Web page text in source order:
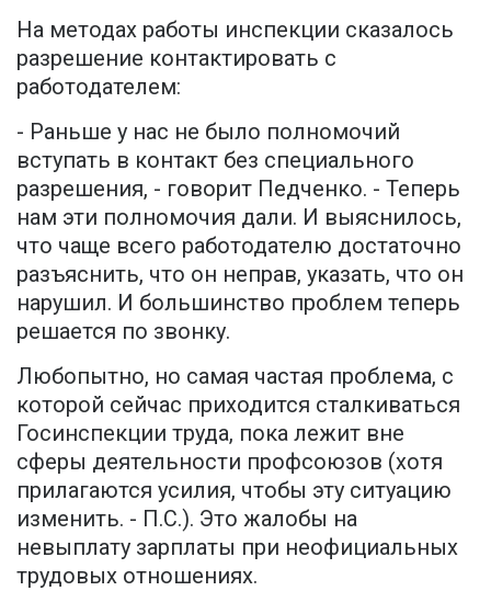
На методах работы инспекции сказалось
разрешение контактировать с
работодателем:
- Раньше у нас не было полномочий
вступать в контакт без специального
разрешения, - говорит Педченко. - Теперь
нам эти полномочия дали. И выяснилось,
что чаще всего работодателю достаточно
разъяснить, что он неправ, указать, что он
нарушил. И большинство проблем теперь
решается по звонку.
Любопытно, но самая частая проблема, с
которой сейчас приходится сталкиваться
Госинспекции труда, пока лежит вне
сферы деятельности профсоюзов (хотя
прилагаются усилия, чтобы эту ситуацию
изменить. - П.С.). Это жалобы на
невыплату зарплаты при неофициальных
трудовых отношениях.